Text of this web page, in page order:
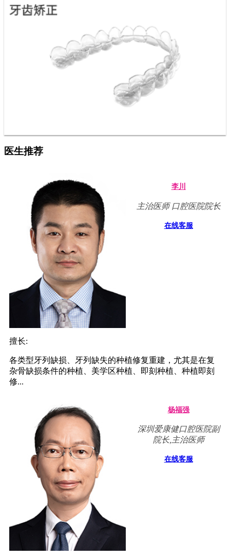
医生推荐
李川
主治医师 口腔医院院长
在线客服
擅长:
各类型牙列缺损、牙列缺失的种植修复重建，尤其是在复
杂骨缺损条件的种植、美学区种植、即刻种植、种植即刻
修...
杨福强
深圳爱康健口腔医院副
院长,主治医师
在线客服